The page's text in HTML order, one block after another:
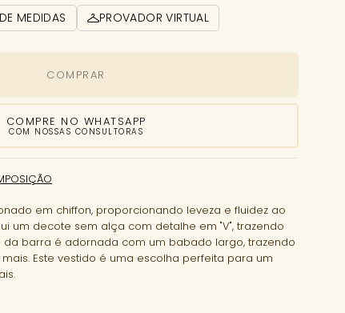
MEDIDAS PROVADOR VIRTUAL
COMPRAR
COMPRE NO WHATSAPP
COM NOSSAS CONSULTORAS
em chiffon, proporcionando leveza e fluidez ao
um decote sem alça com detalhe em "V", trazendo
da barra é adornada com um babado largo, trazendo
Este vestido é uma escolha perfeita para um